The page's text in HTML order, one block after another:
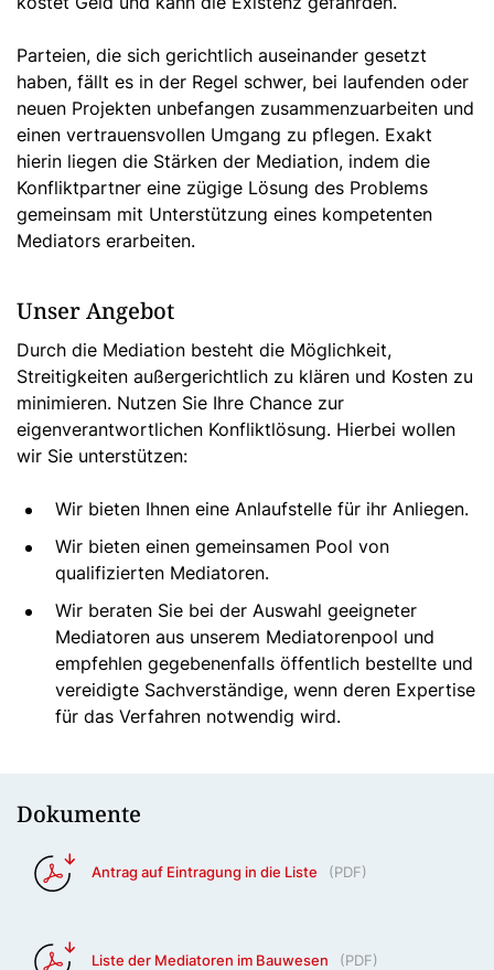
Parteien, die sich gerichtlich auseinander gesetzt
haben, fällt es in der Regel schwer, bei laufenden oder
neuen Projekten unbefangen zusammenzuarbeiten und
einen vertrauensvollen Umgang zu pflegen. Exakt
hierin liegen die Stärken der Mediation, indem die
Konfliktpartner eine zügige Lösung des Problems
gemeinsam mit Unterstützung eines kompetenten
Mediators erarbeiten.
Unser Angebot
Durch die Mediation besteht die Möglichkeit,
Streitigkeiten außergerichtlich zu klären und Kosten zu
minimieren. Nutzen Sie Ihre Chance zur
eigenverantwortlichen Konfliktlösung. Hierbei wollen
wir Sie unterstützen:
Wir bieten Ihnen eine Anlaufstelle für ihr Anliegen.
Wir bieten einen gemeinsamen Pool von
qualifizierten Mediatoren.
Wir beraten Sie bei der Auswahl geeigneter
Mediatoren aus unserem Mediatorenpool und
empfehlen gegebenenfalls öffentlich bestellte und
vereidigte Sachverständige, wenn deren Expertise
für das Verfahren notwendig wird.
Dokumente
Antrag auf Eintragung in die Liste (PDF)
Liste der Mediatoren im Bauwesen (PDF)